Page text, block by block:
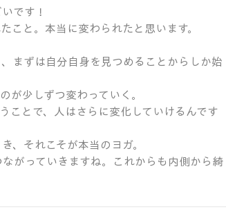
です！
こと。本当に変わられたと思います。
まずは自分自身を見つめることからしか始
が少しずつ変わっていく。
ことで、人はさらに変化していけるんです
、それこそが本当のヨガ。
がっていきますね。これからも内側から綺